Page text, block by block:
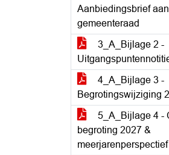
Aanbiedingsbrief aan
gemeenteraad
3_A_Bijlage 2 -
4_A_Bijlage 3 -
Begrotingswijziging
5_A_Bijlage 4 -
begroting 2027 &